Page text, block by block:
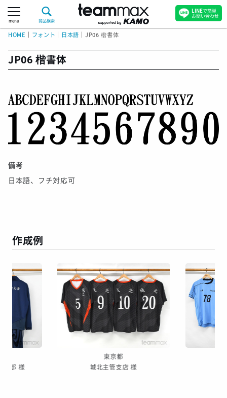
menu 商品検索
HOME フォント 日本語 JP06 楷書体
JP06 楷書体
備考
日本語、フチ対応可
作成例
ル部 様
東京都
城北主管支店 様
LINEで簡単
お問い合わせ